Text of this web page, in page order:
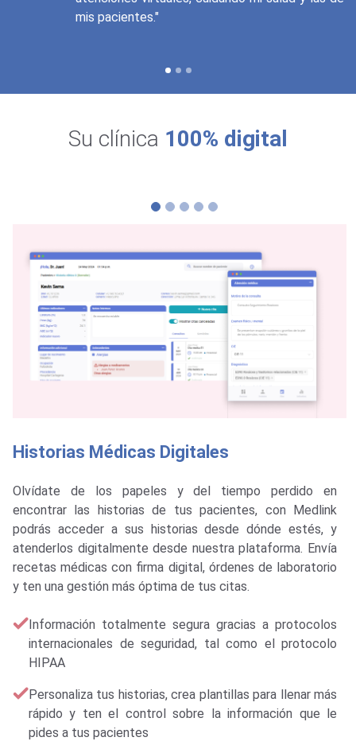
Su clínica 100% digital
Digitales
y del tiempo perdido en
de tus pacientes, con Medlink
historias desde dónde estés, y
desde nuestra plataforma. Envía
digital, órdenes de laboratorio
de tus citas.
segura gracias a protocolos
tal como el protocolo
crea plantillas para llenar más
sobre la información que le
desde Medlink y sin
de terceros.
remota, tales como
seguridad y cuidado de
Nuestros sistema
Tus pacientes